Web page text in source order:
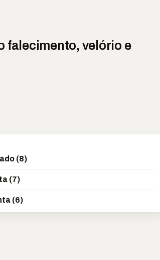
falecimento, velório e
(8)
(7)
(6)